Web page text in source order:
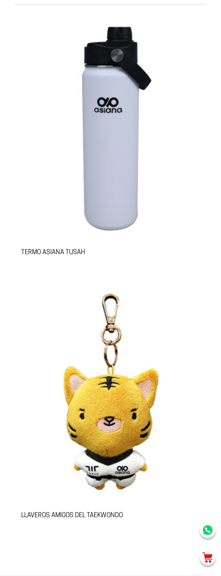
TERMO ASIANA TUSAH
LLAVEROS AMIGOS DEL TAEKWONDO